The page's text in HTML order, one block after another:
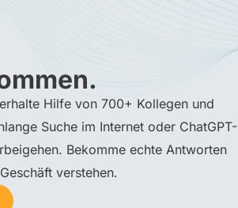
Hilfe von 700+ Kollegen und
Suche im Internet oder ChatGPT-
Bekomme echte Antworten
verstehen.